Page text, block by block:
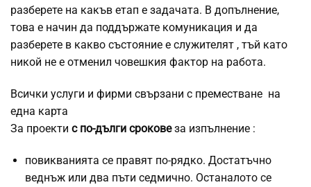
разберете на какъв етап е задачата. В допълнение,
това е начин да поддържате комуникация и да
разберете в какво състояние е служителят , тъй като
никой не е отменил човешкия фактор на работа.
Всички услуги и фирми свързани с преместване на
една карта
За проекти с по-дълги сроковеза изпълнение :
повикванията се правят по-рядко. Достатъчно
веднъж или два пъти седмично. Останалото се